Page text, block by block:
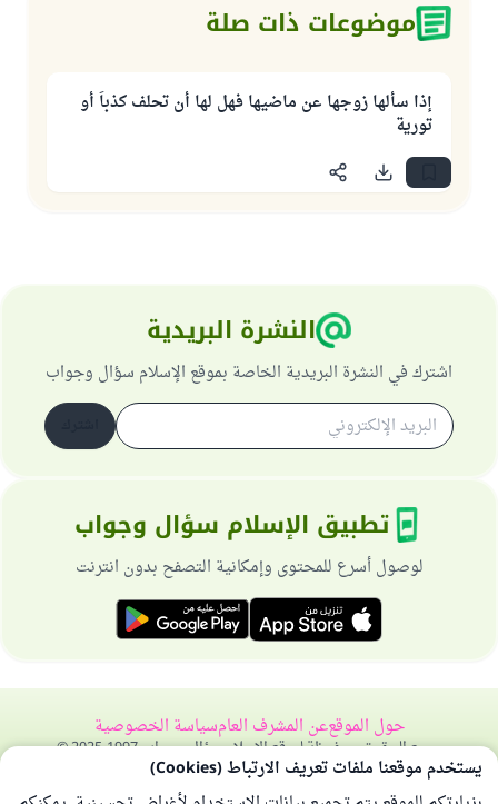
موضوعات ذات صلة
إذا سألها زوجها عن ماضيها فهل لها أن تحلف كذباً أو
تورية
النشرة البريدية
اشترك في النشرة البريدية الخاصة بموقع الإسلام سؤال وجواب
تطبيق الإسلام سؤال وجواب
لوصول أسرع للمحتوى وإمكانية التصفح بدون انترنت
حول الموقععن المشرف العامسياسة الخصوصية
جميع الحقوق محفوظة لموقع الإسلام سؤال وجواب 1997-2025 ©
يستخدم موقعنا ملفات تعريف الارتباط (Cookies)